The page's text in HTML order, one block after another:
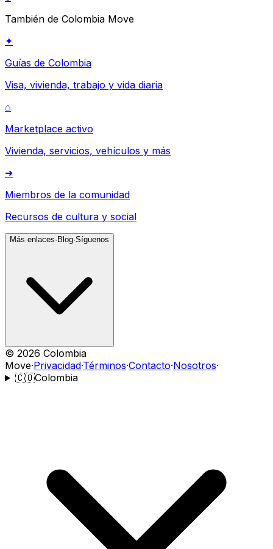
También de Colombia Move
✦
Guías de Colombia
Visa, vivienda, trabajo y vida diaria
⌂
Marketplace activo
Vivienda, servicios, vehículos y más
➜
Miembros de la comunidad
Recursos de cultura y social
Más enlaces· Blog·Síguenos
© 2026 Colombia
Move·Privacidad·Términos·Contacto·Nosotros·
🇨🇴Colombia